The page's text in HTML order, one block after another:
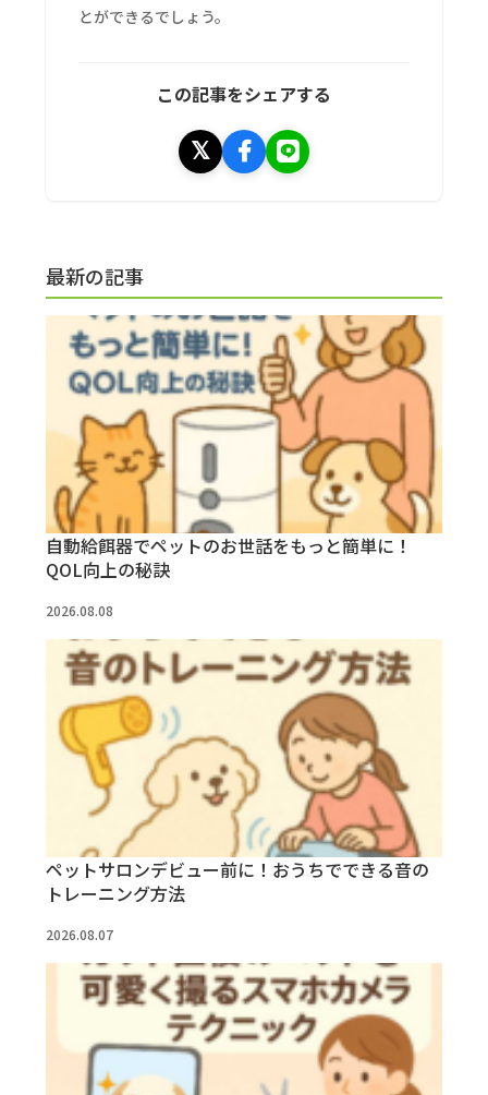
とができるでしょう。
この記事をシェアする
最新の記事
自動給餌器でペットのお世話をもっと簡単に！
QOL向上の秘訣
2026.08.08
ペットサロンデビュー前に！おうちでできる音の
トレーニング方法
2026.08.07